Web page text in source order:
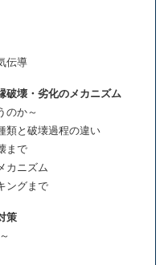
導
破壊・劣化のメカニズム
か～
と破壊過程の違い
で
ニズム
グまで
策